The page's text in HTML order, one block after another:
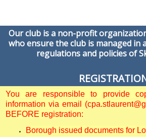
Our club is a non-profit
who ensure the club is managed in
regulations and policies of
You are responsible to provide
information via email
BEFORE registration:
Borough issued documents for